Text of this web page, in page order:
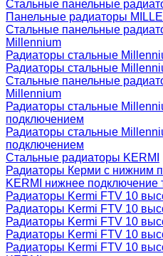
Стальные панельные
Панельные радиаторы
Стальные панельные
Millennium
Радиаторы стальные
Радиаторы стальные
Стальные панельные
Millennium
Радиаторы стальные
подключением
Радиаторы стальные
подключением
Стальные радиаторы KERMI
Радиаторы Керми с нижним
KERMI нижнее подключение
Радиаторы Kermi FTV 10
Радиаторы Kermi FTV 10
Радиаторы Kermi FTV 10
Радиаторы Kermi FTV 10
Радиаторы Kermi FTV 10